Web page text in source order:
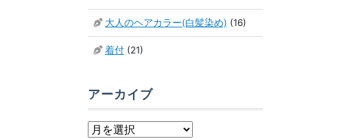
大人のヘアカラー(白髪染め) (16)
着付 (21)
アーカイブ
ア